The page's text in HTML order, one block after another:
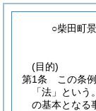
○柴田町
(目的)
第1条
この条
「法」という
の基本となる